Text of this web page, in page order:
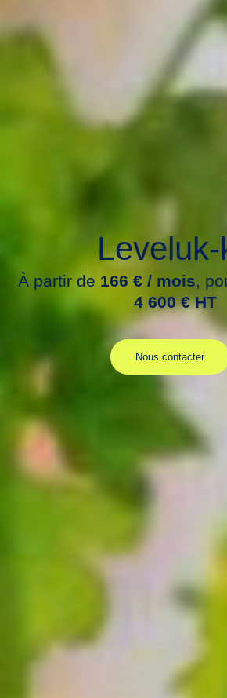
À partir de 166 € / mois,
4 600 € HT
Nous contacter